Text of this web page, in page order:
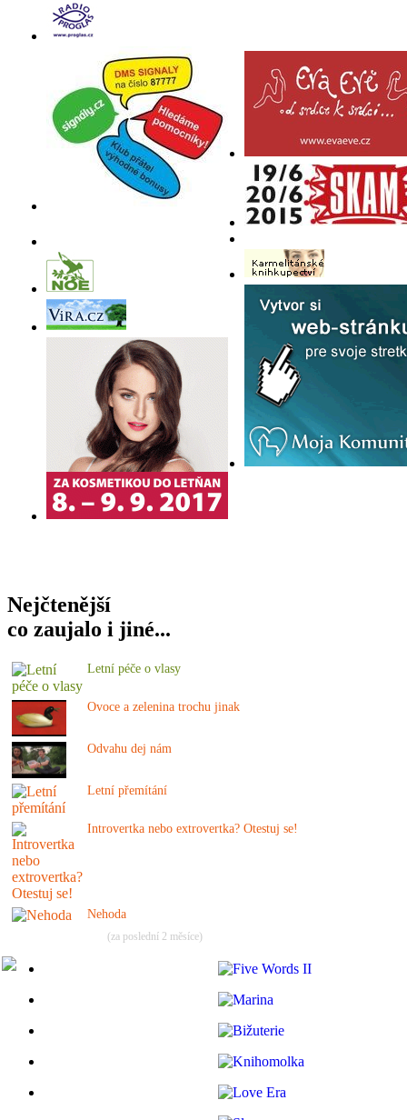
Nejčtenější
co zaujalo i jiné...
Letní péče o vlasy
Ovoce a zelenina trochu jinak
Odvahu dej nám
Letní přemítání
Introvertka nebo extrovertka? Otestuj se!
Nehoda
(za poslední 2 měsíce)